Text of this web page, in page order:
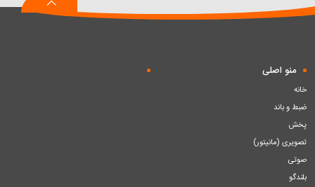
منو اصلی
خانه
ضبط و باند
پخش
تصویری (مانیتور)
صوتی
بلندگو